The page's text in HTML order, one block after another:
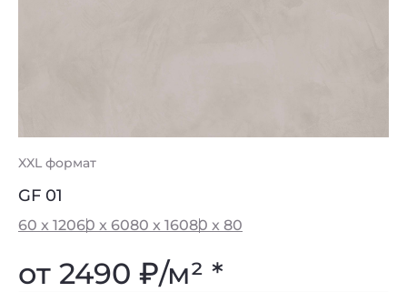
XXL формат
GF 01
60 x 12060 x 6080 x 16080 x 80
от 2490 ₽/м² *